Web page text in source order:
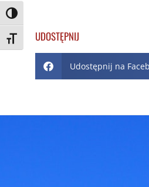
Toggle High Contrast
Toggle Font size
UDOSTĘPNIJ
Udostępnij na